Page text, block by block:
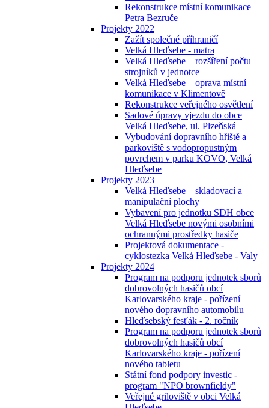
Rekonstrukce místní komunikace
Petra Bezruče
Projekty 2022
Zažít společné příhraničí
Velká Hleďsebe - matra
Velká Hleďsebe – rozšíření počtu
strojníků v jednotce
Velká Hleďsebe – oprava místní
komunikace v Klimentově
Rekonstrukce veřejného osvětlení
Sadové úpravy vjezdu do obce
Velká Hleďsebe, ul. Plzeňská
Vybudování dopravního hřiště a
parkoviště s vodopropustným
povrchem v parku KOVO, Velká
Hleďsebe
Projekty 2023
Velká Hleďsebe – skladovací a
manipulační plochy
Vybavení pro jednotku SDH obce
Velká Hleďsebe novými osobními
ochrannými prostředky hasiče
Projektová dokumentace -
cyklostezka Velká Hleďsebe - Valy
Projekty 2024
Program na podporu jednotek sborů
dobrovolných hasičů obcí
Karlovarského kraje - pořízení
nového dopravního automobilu
Hleďsebský fesťák - 2. ročník
Program na podporu jednotek sborů
dobrovolných hasičů obcí
Karlovarského kraje - pořízení
nového tabletu
Státní fond podpory investic -
program "NPO brownfieldy"
Veřejné griloviště v obci Velká